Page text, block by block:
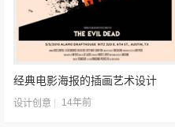
经典电影海报的插画艺术设计
设计创意 14年前